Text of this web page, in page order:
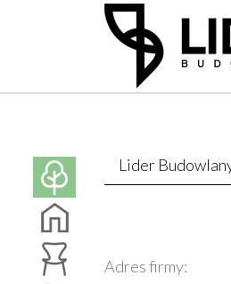
Lider
Adres firmy: